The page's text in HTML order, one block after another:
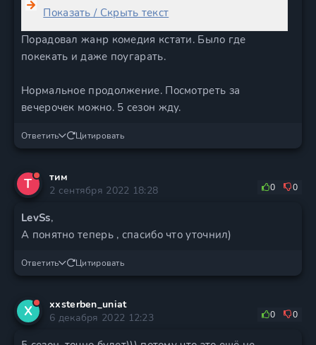
Показать / Скрыть текст
Порадовал жанр комедия кстати. Было где
покекать и даже поугарать.
Нормальное продолжение. Посмотреть за
вечерочек можно. 5 сезон жду.
Ответить Цитировать
Т
тим
2 сентября 2022 18:28
0 0
LevSs,
А понятно теперь , спасибо что уточнил)
Ответить Цитировать
X
xxsterben_uniat
6 декабря 2022 12:23
0 0